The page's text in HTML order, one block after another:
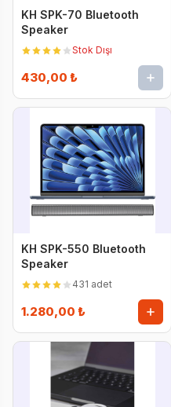
KH SPK-70 Bluetooth
Speaker
Stok Dışı
430,00 ₺
KH SPK-550 Bluetooth
Speaker
431 adet
1.280,00 ₺